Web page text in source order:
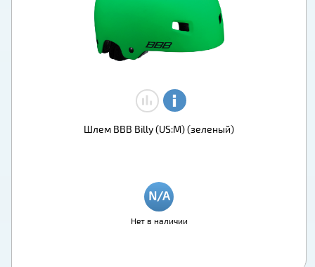
Шлем BBB Billy (US:M) (зеленый)
Нет в наличии